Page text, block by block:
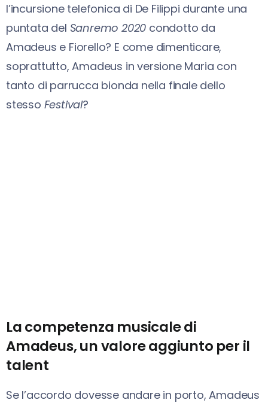
l’incursione telefonica di De Filippi durante una
puntata del Sanremo 2020 condotto da
Amadeus e Fiorello? E come dimenticare,
soprattutto, Amadeus in versione Maria con
tanto di parrucca bionda nella finale dello
stesso Festival?
La competenza musicale di
Amadeus, un valore aggiunto per il
talent
Se l’accordo dovesse andare in porto, Amadeus